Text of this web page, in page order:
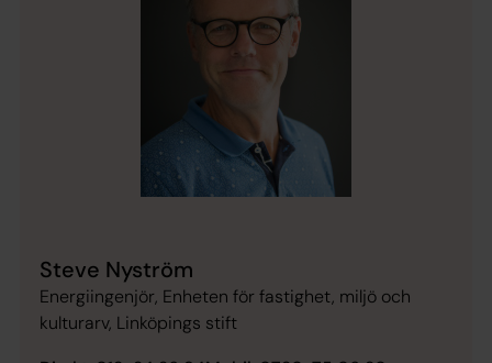
Steve Nyström
Energiingenjör, Enheten för fastighet, miljö och
kulturarv, Linköpings stift